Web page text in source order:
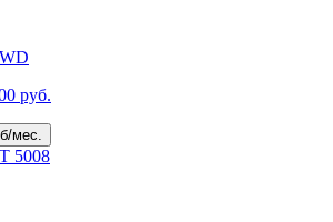
руб.
руб/мес.